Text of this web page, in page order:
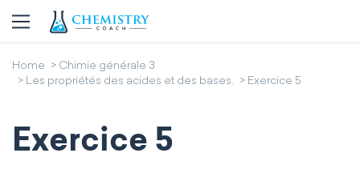
Home
Chimie générale 3
Les propriétés des acides et des bases.
Exercice 5
Exercice 5